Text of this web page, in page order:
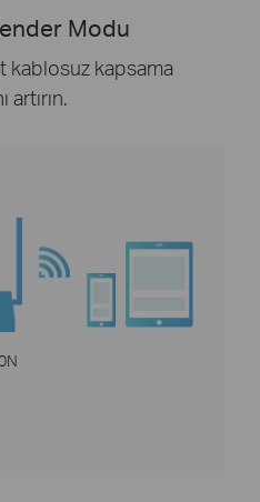
Modu
kablosuz kapsama
artırın.